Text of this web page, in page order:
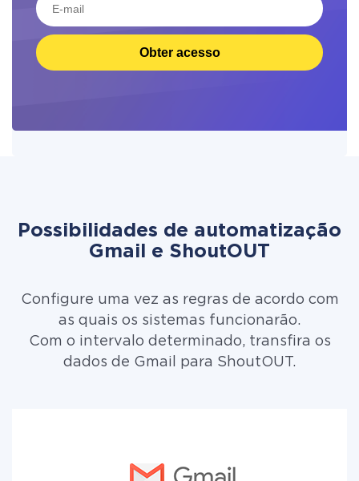
Obter acesso
Possibilidades de automatização
Gmail e ShoutOUT
Configure uma vez as regras de acordo com
as quais os sistemas funcionarão.
Com o intervalo determinado, transfira os
dados de Gmail para ShoutOUT.